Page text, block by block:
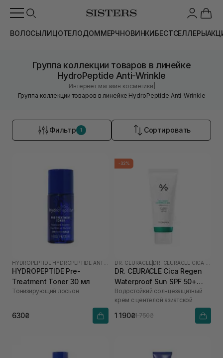
ВОЛОСЫЛИЦОТЕЛОДОММЕРЧНОВИНКИБЕСТСЕЛЛЕРЫ
Группа коллекции товаров в линейке
HydroPeptide Anti-Wrinkle
Интернет магазин косметики
Группа коллекции товаров в линейке HydroPeptide Anti-Wrinkle
Фильтр 1 Сортировать
HYDROPEPTIDE
HYDROPEPTIDE Pre-
Treatment Toner 30 мл
Тонизирующий лосьон
630₴
-32%
DR. CEURACLE
DR. CEURACLE Cica Regen
Waterproof Sun SPF 50+
PA++++ 100 мл
Водостойкий солнцезащитный
крем с центелой азиатской
1 190₴1 750₴